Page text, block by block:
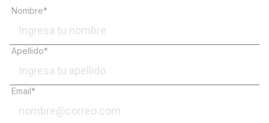
Nombre*
Apellido*
Email*